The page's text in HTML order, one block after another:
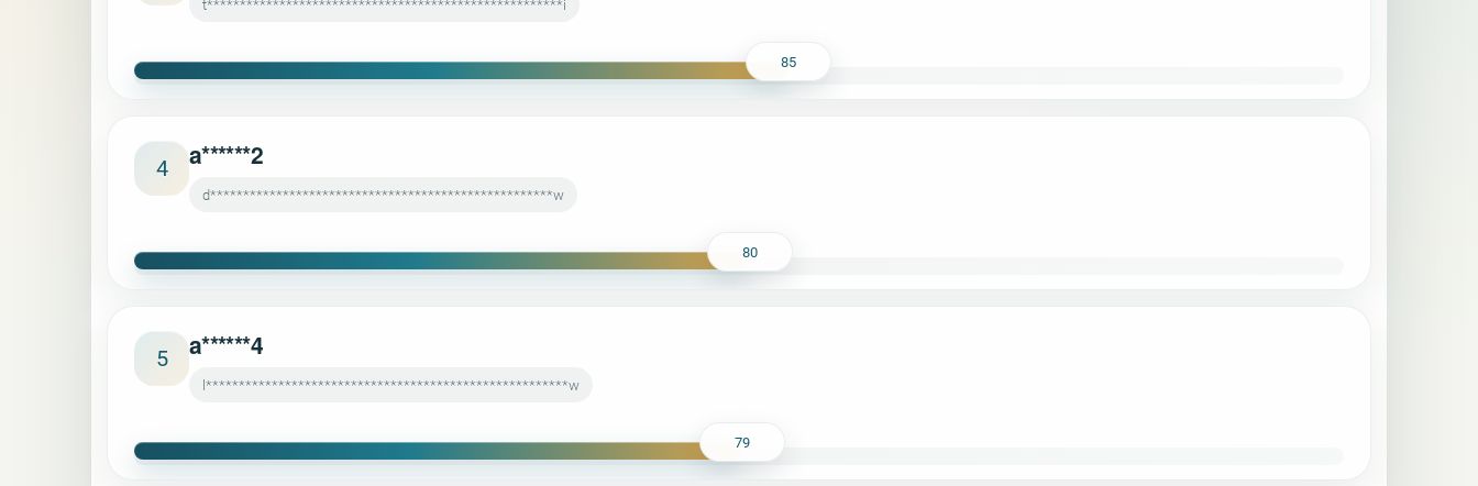
t******************************************************i
85
4 a******2
d****************************************************w
80
5 a******4
l*******************************************************w
79